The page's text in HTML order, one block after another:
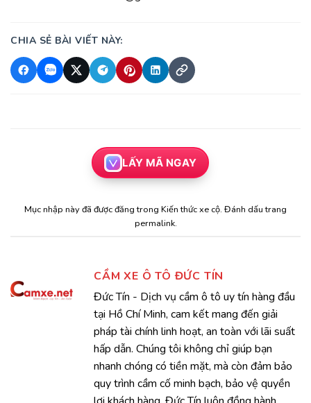
CHIA SẺ BÀI VIẾT NÀY:
LẤY MÃ NGAY
Mục nhập này đã được đăng trong Kiến thức xe cộ. Đánh dấu trang
permalink.
CẦM XE Ô TÔ ĐỨC TÍN
Đức Tín - Dịch vụ cầm ô tô uy tín hàng đầu
tại Hồ Chí Minh, cam kết mang đến giải
pháp tài chính linh hoạt, an toàn với lãi suất
hấp dẫn. Chúng tôi không chỉ giúp bạn
nhanh chóng có tiền mặt, mà còn đảm bảo
quy trình cầm cố minh bạch, bảo vệ quyền